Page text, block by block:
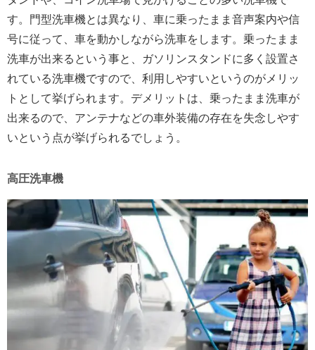
す。門型洗車機とは異なり、車に乗ったまま音声案内や信
号に従って、車を動かしながら洗車をします。乗ったまま
洗車が出来るという事と、ガソリンスタンドに多く設置さ
れている洗車機ですので、利用しやすいというのがメリッ
トとして挙げられます。デメリットは、乗ったまま洗車が
出来るので、アンテナなどの車外装備の存在を失念しやす
いという点が挙げられるでしょう。
高圧洗車機